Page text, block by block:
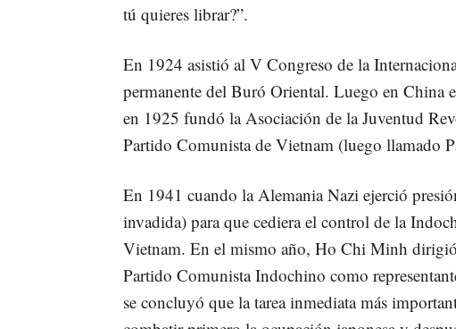
tú quieres librar?”.
En 1924 asistió al V Congreso de la
permanente del Buró Oriental. Luego en China
en 1925 fundó la Asociación de la Juventud
Partido Comunista de Vietnam (luego llamado
En 1941 cuando la Alemania Nazi ejerció
invadida) para que cediera el control de la
Vietnam. En el mismo año, Ho Chi Minh
Partido Comunista Indochino como
se concluyó que la tarea inmediata más